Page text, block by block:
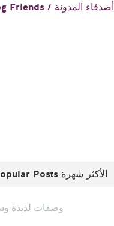
Blog Friends / أصدقاء المدونة
Popular Posts الأكثر شهرة
وصفات لذيذة